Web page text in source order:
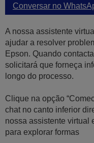
Conversar no
A nossa assistente
ajudar a resolver
Epson. Quando
solicitará que forneça
longo do processo.
Clique na opção
chat no canto inferior
nossa assistente virtual
para explorar formas